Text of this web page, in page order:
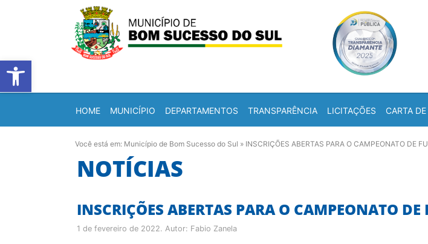
Barra de Ferramentas Aberta
HOME MUNICÍPIO DEPARTAMENTOS TRANSPARÊNCIA LICITAÇÕES CARTA
Você está em: Município de Bom Sucesso do Sul » INSCRIÇÕES ABERTAS PARA O CAMPEONATO DE
NOTÍCIAS
INSCRIÇÕES ABERTAS PARA O CAMPEONATO
1 de fevereiro de 2022. Autor: Fabio Zanela